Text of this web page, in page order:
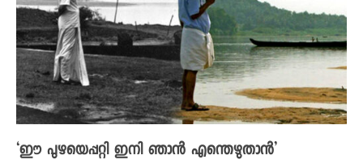
‘ഈ പുഴയെപ്പറ്റി ഇനി ഞാൻ എന്തെഴുതാൻ’